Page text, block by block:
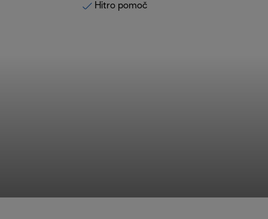
Hitro pomoč